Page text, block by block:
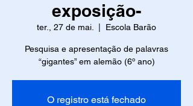
exposição-
ter., 27 de mai. Escola Barão
Pesquisa e apresentação de palavras
“gigantes” em alemão (6º ano)
O registro está fechado